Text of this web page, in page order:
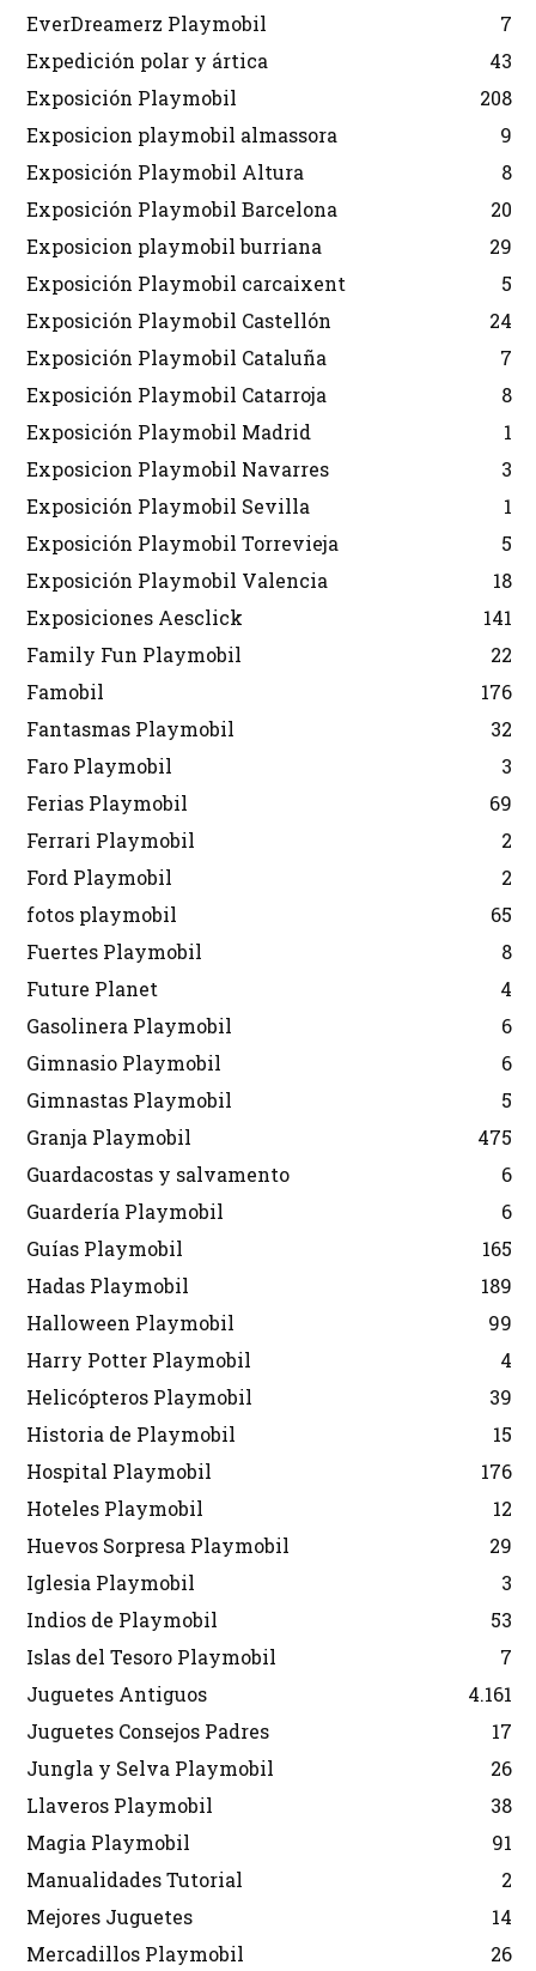
EverDreamerz Playmobil
7
Expedición polar y ártica
43
Exposición Playmobil
208
Exposicion playmobil almassora
9
Exposición Playmobil Altura
8
Exposición Playmobil Barcelona
20
Exposicion playmobil burriana
29
Exposición Playmobil carcaixent
5
Exposición Playmobil Castellón
24
Exposición Playmobil Cataluña
7
Exposición Playmobil Catarroja
8
Exposición Playmobil Madrid
1
Exposicion Playmobil Navarres
3
Exposición Playmobil Sevilla
1
Exposición Playmobil Torrevieja
5
Exposición Playmobil Valencia
18
Exposiciones Aesclick
141
Family Fun Playmobil
22
Famobil
176
Fantasmas Playmobil
32
Faro Playmobil
3
Ferias Playmobil
69
Ferrari Playmobil
2
Ford Playmobil
2
fotos playmobil
65
Fuertes Playmobil
8
Future Planet
4
Gasolinera Playmobil
6
Gimnasio Playmobil
6
Gimnastas Playmobil
5
Granja Playmobil
475
Guardacostas y salvamento
6
Guardería Playmobil
6
Guías Playmobil
165
Hadas Playmobil
189
Halloween Playmobil
99
Harry Potter Playmobil
4
Helicópteros Playmobil
39
Historia de Playmobil
15
Hospital Playmobil
176
Hoteles Playmobil
12
Huevos Sorpresa Playmobil
29
Iglesia Playmobil
3
Indios de Playmobil
53
Islas del Tesoro Playmobil
7
Juguetes Antiguos
4.161
Juguetes Consejos Padres
17
Jungla y Selva Playmobil
26
Llaveros Playmobil
38
Magia Playmobil
91
Manualidades Tutorial
2
Mejores Juguetes
14
Mercadillos Playmobil
26